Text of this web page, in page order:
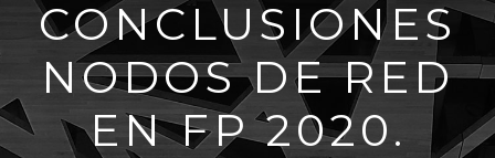
CONCLUSIONES
NODOS DE RED
EN FP 2020.